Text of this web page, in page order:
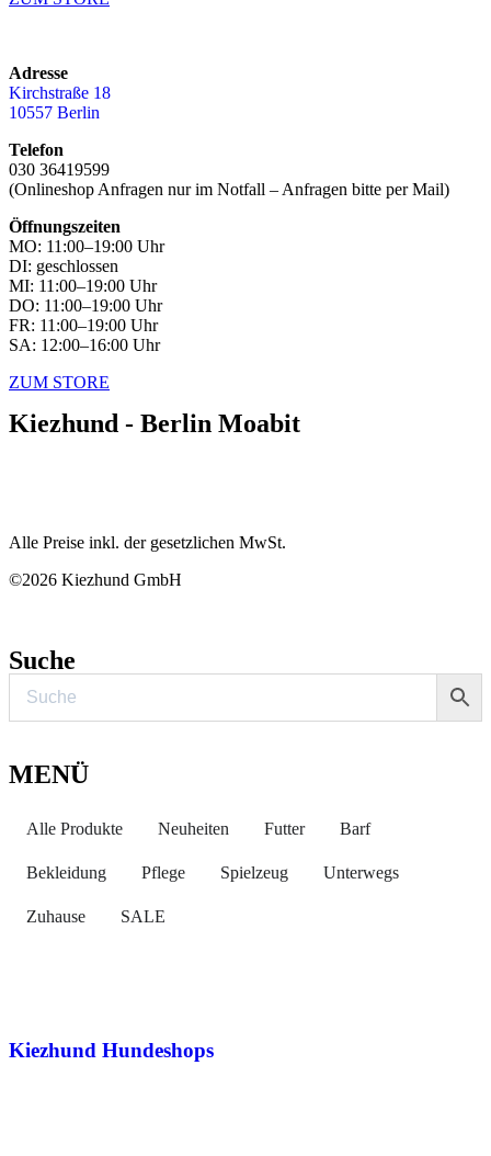
Adresse
Kirchstraße 18
10557 Berlin
Telefon
030 36419599
(Onlineshop Anfragen nur im Notfall – Anfragen bitte per Mail)
Öffnungszeiten
MO: 11:00–19:00 Uhr
DI: geschlossen
MI: 11:00–19:00 Uhr
DO: 11:00–19:00 Uhr
FR: 11:00–19:00 Uhr
SA: 12:00–16:00 Uhr
ZUM STORE
Kiezhund - Berlin Moabit
Alle Preise inkl. der gesetzlichen MwSt.
©2026 Kiezhund GmbH
Suche
MENÜ
Alle Produkte Neuheiten Futter Barf
Bekleidung Pflege Spielzeug Unterwegs
Zuhause SALE
Kiezhund Hundeshops